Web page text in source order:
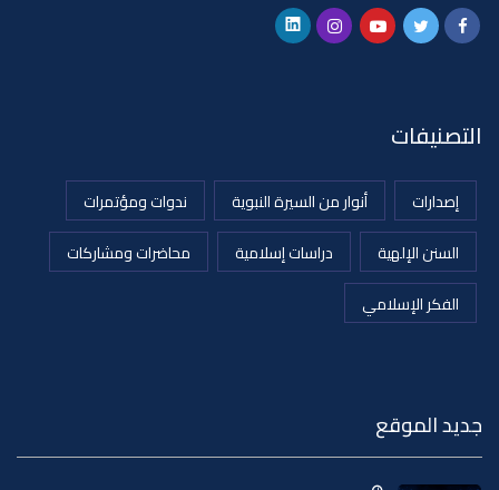
التصنيفات
إصدارات أنوار من السيرة النبوية
ندوات ومؤتمرات
السنن الإلهية
دراسات إسلامية
محاضرات ومشاركات
الفكر الإسلامي
جديد الموقع